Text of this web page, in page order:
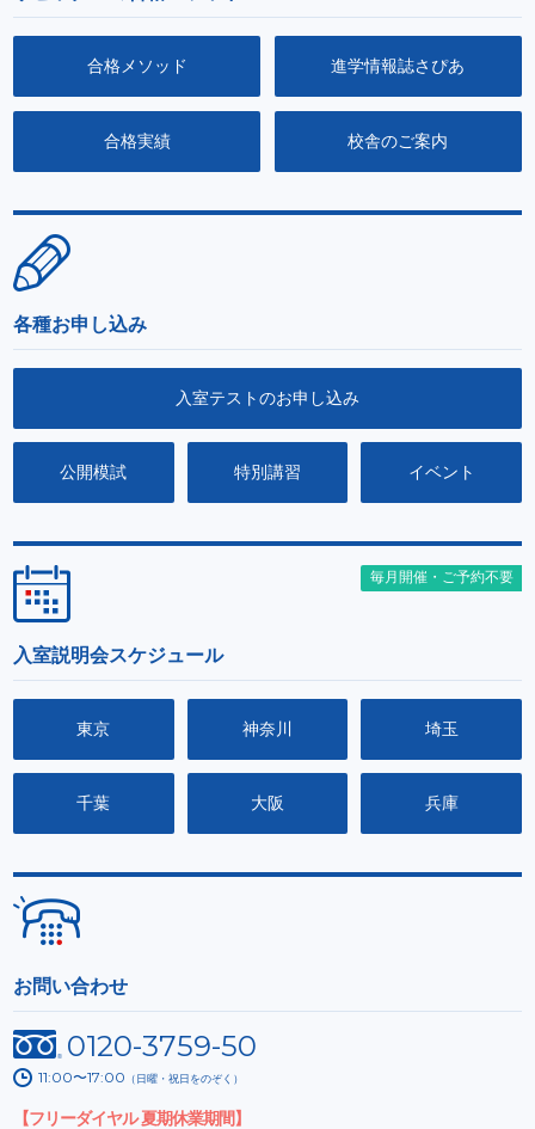
合格メソッド 進学情報誌さぴあ
合格実績 校舎のご案内
各種お申し込み
入室テストのお申し込み
公開模試 特別講習 イベント
入室説明会スケジュール
毎月開催・ご予約不要
東京 神奈川 埼玉
千葉 大阪 兵庫
お問い合わせ
0120-3759-50
11:00〜17:00 （日曜・祝日をのぞく）
【フリーダイヤル 夏期休業期間】